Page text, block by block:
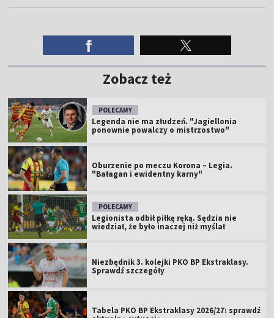
Zobacz też
POLECAMY
Legenda nie ma złudzeń. "Jagiellonia
ponownie powalczy o mistrzostwo"
Oburzenie po meczu Korona – Legia.
"Bałagan i ewidentny karny"
POLECAMY
Legionista odbił piłkę ręką. Sędzia nie
wiedział, że było inaczej niż myślał
Niezbędnik 3. kolejki PKO BP Ekstraklasy.
Sprawdź szczegóły
Tabela PKO BP Ekstraklasy 2026/27: sprawdź